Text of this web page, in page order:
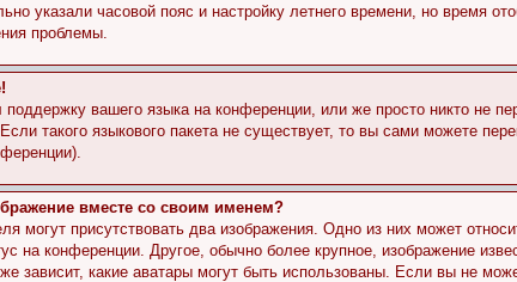
указали часовой пояс и настройку летнего времени, но время
проблемы.
поддержку вашего языка на конференции, или же просто никто не
такого языкового пакета не существует, то вы сами можете
вместе со своим именем?
могут присутствовать два изображения. Одно из них может
на конференции. Другое, обычно более крупное, изображение
зависит, какие аватары могут быть использованы. Если вы не